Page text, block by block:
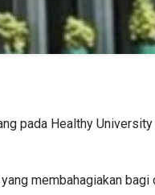
pada Healthy
membahagiakan